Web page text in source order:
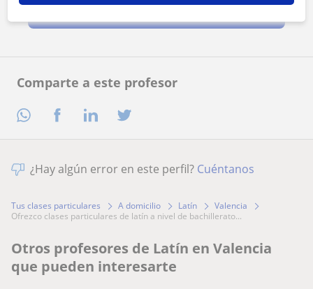
Comparte a este profesor
Contactar ahora
¿Hay algún error en este perfil? Cuéntanos
Tus clases particulares A domicilio Latín
Valencia
ofrezco clases particulares de latín a nivel de bachillerato...
Otros profesores de Latín en Valencia
que pueden interesarte